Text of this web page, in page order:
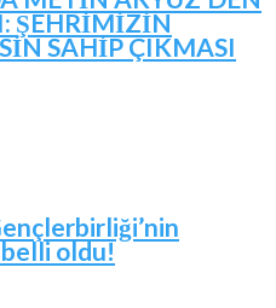
ŞEHRİMİZİN
SAHİP ÇIKMASI
belli oldu!